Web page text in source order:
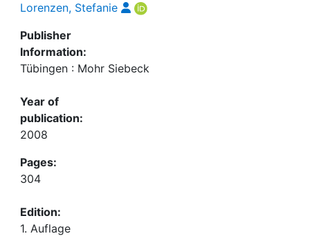
Lorenzen, Stefanie
Publisher
Information:
Tübingen : Mohr Siebeck
Year of
publication:
2008
Pages:
304
Edition:
1. Auflage